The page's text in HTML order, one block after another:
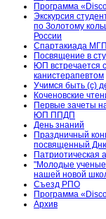
Программа
Экскурсия
по Золотому
России
Спартакиада
Посвящение в
ЮП встречается с
канистерапевтом
Учимся быть (с)
Коченовские
Первые зачеты
ЮП ППДП
День знаний
Праздничный
посвященный
Патриотическая
"Молодые
нашей новой
Съезд РПО
Программа
Архив